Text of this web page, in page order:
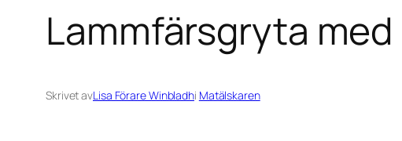
Lammfärsgryta
Skrivet avLisa Förare Winbladhi Matälskaren